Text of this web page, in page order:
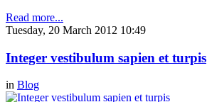
Read more...
Tuesday, 20 March 2012 10:49
Integer vestibulum sapien et turpis
in Blog